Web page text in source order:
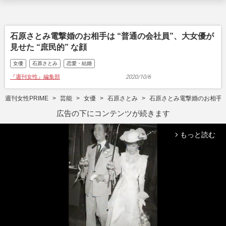
石原さとみ電撃婚のお相手は “普通の会社員”、大女優が
見せた “庶民的” な顔
女優 石原さとみ 恋愛・結婚
『週刊女性』編集部 2020/10/6
週刊女性PRIME 芸能 女優 石原さとみ 石原さとみ電撃婚のお相手
広告の下にコンテンツが続きます
arrow_forward_ios もっと読む